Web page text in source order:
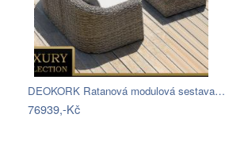
DEOKORK Ratanová modulová sestava…
76939,-Kč